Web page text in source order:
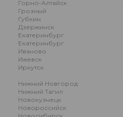
Горно-Алтайск
Грозный
Губкин
Дзержинск
Екатеринбург
Екатеринбург.
Иваново
Ижевск
Иркутск
Нижний Новгород
Нижний Тагил
Новокузнецк
Новороссийск